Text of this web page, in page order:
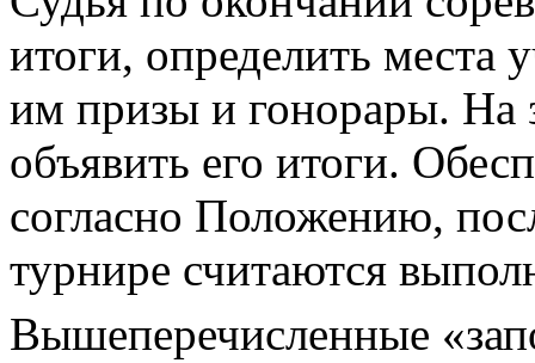
итоги, определить места
им призы и гонорары. На
объявить его итоги.
согласно Положению,
турнире считаются
Вышеперечисленные